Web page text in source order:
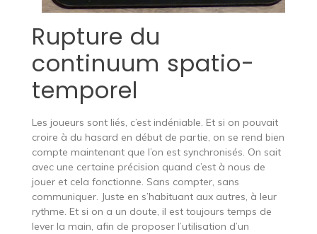
Rupture du
continuum spatio-
temporel
Les joueurs sont liés, c’est indéniable. Et si on pouvait
croire à du hasard en début de partie, on se rend bien
compte maintenant que l’on est synchronisés. On sait
avec une certaine précision quand c’est à nous de
jouer et cela fonctionne. Sans compter, sans
communiquer. Juste en s’habituant aux autres, à leur
rythme. Et si on a un doute, il est toujours temps de
lever la main, afin de proposer l’utilisation d’un